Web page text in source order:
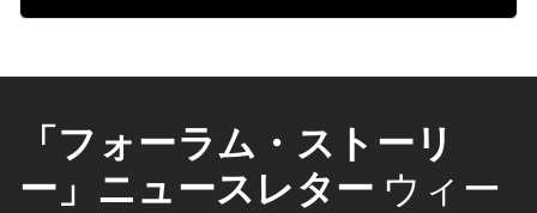
「フォーラム・ストーリ
ー」ニュースレター ウィー